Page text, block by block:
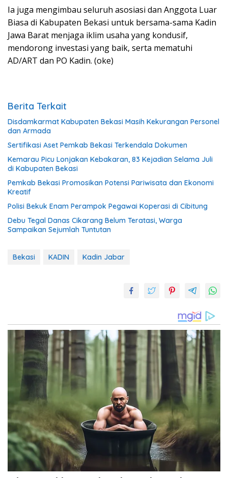
Ia juga mengimbau seluruh asosiasi dan Anggota Luar
Biasa di Kabupaten Bekasi untuk bersama-sama Kadin
Jawa Barat menjaga iklim usaha yang kondusif,
mendorong investasi yang baik, serta mematuhi
AD/ART dan PO Kadin. (oke)
Berita Terkait
Disdamkarmat Kabupaten Bekasi Masih Kekurangan Personel
dan Armada
Sertifikasi Aset Pemkab Bekasi Terkendala Dokumen
Kemarau Picu Lonjakan Kebakaran, 83 Kejadian Selama Juli
di Kabupaten Bekasi
Pemkab Bekasi Promosikan Potensi Pariwisata dan Ekonomi
Kreatif
Polisi Bekuk Enam Perampok Pegawai Koperasi di Cibitung
Debu Tegal Danas Cikarang Belum Teratasi, Warga
Sampaikan Sejumlah Tuntutan
Bekasi KADIN Kadin Jabar